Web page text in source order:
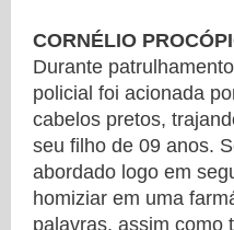
CORNÉLIO
Durante
policial foi acionada
cabelos pretos,
seu filho de 09 anos.
abordado logo em
homiziar em uma
palavras, assim como